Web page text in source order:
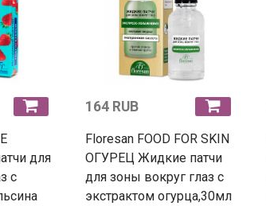
для
с
164 RUB
Floresan FOOD FOR SKIN
ОГУРЕЦ Жидкие патчи
для зоны вокруг глаз с
экстрактом огурца,30мл